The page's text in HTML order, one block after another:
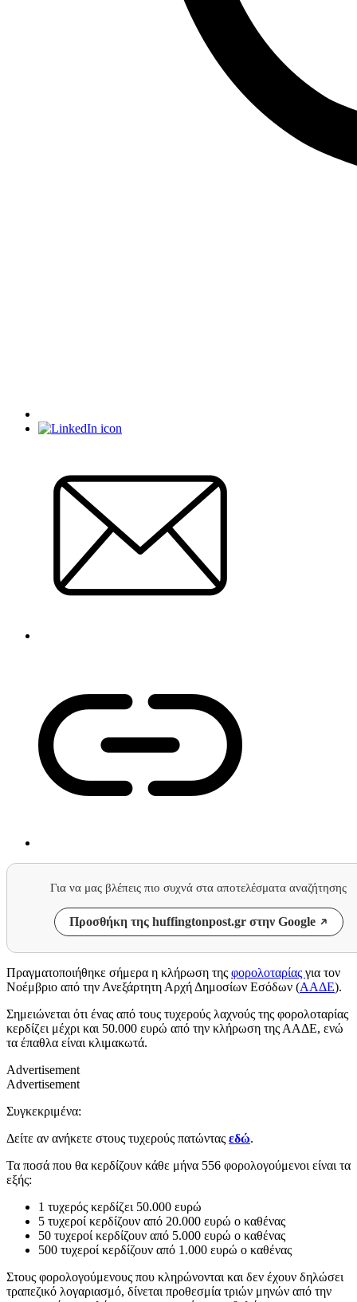
Για να μας βλέπεις πιο συχνά στα αποτελέσματα αναζήτησης
Προσθήκη της huffingtonpost.gr στην Google
Πραγματοποιήθηκε σήμερα η κλήρωση της φορολοταρίας για τον
Νοέμβριο από την Ανεξάρτητη Αρχή Δημοσίων Εσόδων (ΑΑΔΕ).
Σημειώνεται ότι ένας από τους τυχερούς λαχνούς της φορολοταρίας
κερδίζει μέχρι και 50.000 ευρώ από την κλήρωση της ΑΑΔΕ, ενώ
τα έπαθλα είναι κλιμακωτά.
Advertisement
Advertisement
Συγκεκριμένα:
Δείτε αν ανήκετε στους τυχερούς πατώντας εδώ.
Τα ποσά που θα κερδίζουν κάθε μήνα 556 φορολογούμενοι είναι τα
εξής:
1 τυχερός κερδίζει 50.000 ευρώ
5 τυχεροί κερδίζουν από 20.000 ευρώ ο καθένας
50 τυχεροί κερδίζουν από 5.000 ευρώ ο καθένας
500 τυχεροί κερδίζουν από 1.000 ευρώ ο καθένας
Στους φορολογούμενους που κληρώνονται και δεν έχουν δηλώσει
τραπεζικό λογαριασμό, δίνεται προθεσμία τριών μηνών από την